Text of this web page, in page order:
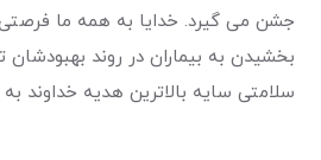
جشن می گیرد. خدایا به همه ما فرصتی
بخشیدن به بیماران در روند بهبودشان
سلامتی سایه بالاترین هدیه خداوند